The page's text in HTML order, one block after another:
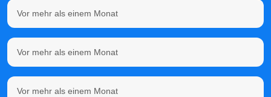
Vor mehr als einem Monat
Vor mehr als einem Monat
Vor mehr als einem Monat